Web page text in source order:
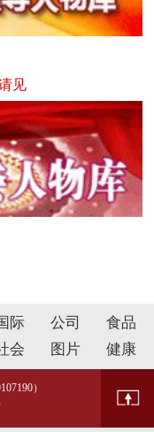
见
际 公司
食品
会 图片 健康
）